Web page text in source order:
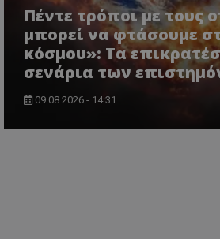
Πέντε τρόποι με τους
μπορεί να φτάσουμε
κόσμου»: Τα
σενάρια των
09.08.2026 - 14:31